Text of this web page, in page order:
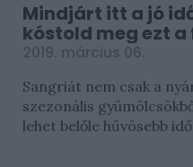
Mindjárt itt a jó
kóstold meg ezt
2019. március 06.
Sangriát nem csak a
szezonális
lehet belőle hűvösebb